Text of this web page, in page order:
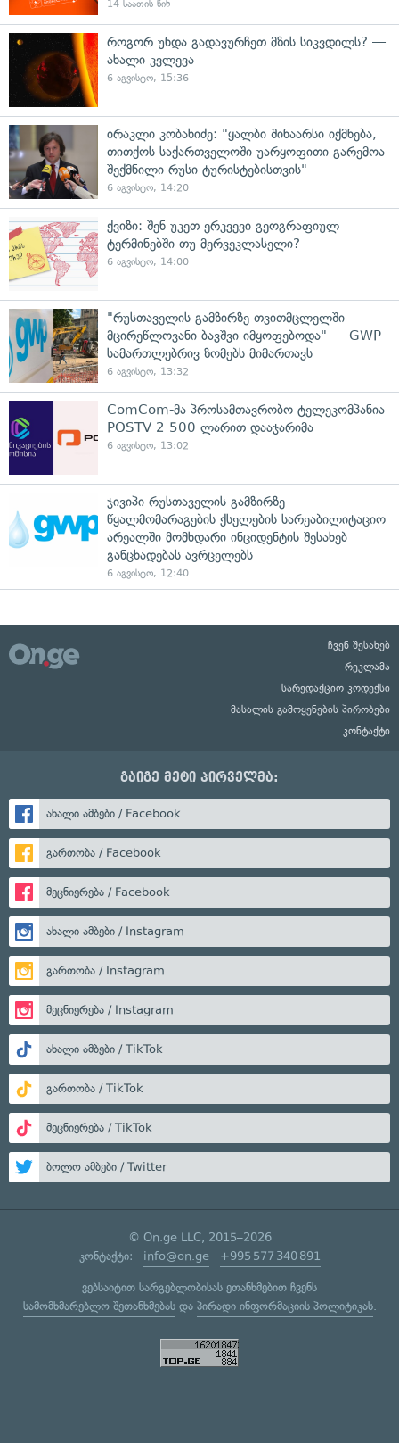
14 საათის წინ
როგორ უნდა გადავურჩეთ მზის სიკვდილს? —
ახალი კვლევა
6 აგვისტო, 15:36
ირაკლი კობახიძე: "ყალბი შინაარსი იქმნება,
თითქოს საქართველოში უარყოფითი გარემოა
შექმნილი რუსი ტურისტებისთვის"
6 აგვისტო, 14:20
ქვიზი: შენ უკეთ ერკვევი გეოგრაფიულ
ტერმინებში თუ მერვეკლასელი?
6 აგვისტო, 14:00
"რუსთაველის გამზირზე თვითმცლელში
მცირეწლოვანი ბავშვი იმყოფებოდა" — GWP
სამართლებრივ ზომებს მიმართავს
6 აგვისტო, 13:32
ComCom-მა პროსამთავრობო ტელეკომპანია
POSTV 2 500 ლარით დააჯარიმა
6 აგვისტო, 13:02
ჯივიპი რუსთაველის გამზირზე
წყალმომარაგების ქსელების სარეაბილიტაციო
არეალში მომხდარი ინციდენტის შესახებ
განცხადებას ავრცელებს
6 აგვისტო, 12:40
ჩვენ შესახებ
რეკლამა
სარედაქციო კოდექსი
მასალის გამოყენების პირობები
კონტაქტი
გაიგე მეტი პირველმა:
ახალი ამბები / Facebook
გართობა / Facebook
მეცნიერება / Facebook
ახალი ამბები / Instagram
გართობა / Instagram
მეცნიერება / Instagram
ახალი ამბები / TikTok
გართობა / TikTok
მეცნიერება / TikTok
ბოლო ამბები / Twitter
© On.ge LLC, 2015–2026
კონტაქტი: info@on.ge +995 577 340 891
ვებსაიტით სარგებლობისას ეთანხმებით ჩვენს
სამომხმარებლო შეთანხმებასდა პირადი ინფორმაციის პოლიტიკას.